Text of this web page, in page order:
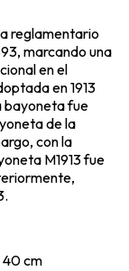
reglamentario
marcando una
en el
en 1913
bayoneta fue
de la
con la
M1913 fue
40 cm